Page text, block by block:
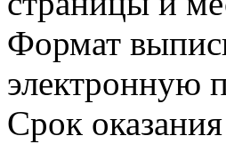
Формат
электронную
Срок